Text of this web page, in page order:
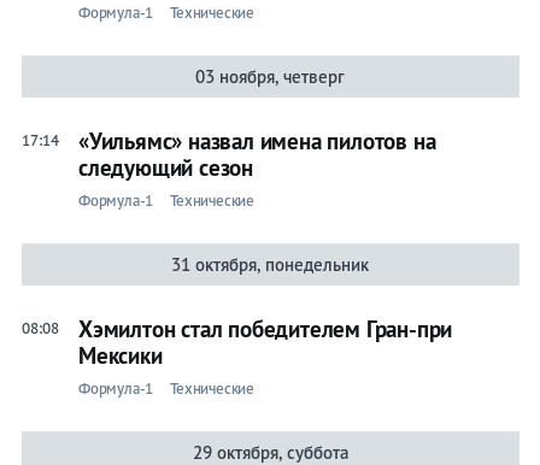
Формула-1 Технические
03 ноября, четверг
17:14
«Уильямс» назвал имена пилотов на
следующий сезон
Формула-1 Технические
31 октября, понедельник
08:08
Хэмилтон стал победителем Гран-при
Мексики
Формула-1 Технические
29 октября, суббота